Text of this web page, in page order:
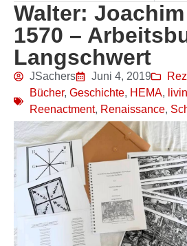
Walter:
1570 –
Langschwert
JSachers Juni 4, 2019
Bücher, Geschichte, HEMA,
Reenactment, Renaissance,